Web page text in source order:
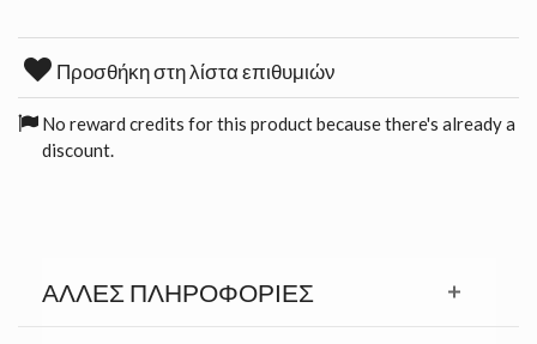
Προσθήκη στη λίστα επιθυμιών
No reward credits for this product because there's already a
discount.
ΆΛΛΕΣ ΠΛΗΡΟΦΟΡΊΕΣ